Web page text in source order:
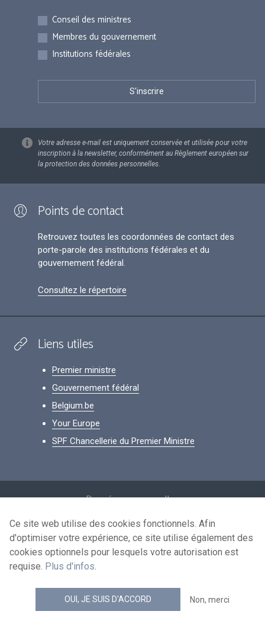
Inscriptions
Conseil des ministres
Membres du gouvernement
Institutions fédérales
Votre adresse e-mail est uniquement conservée et utilisée pour votre
inscription à la newsletter, conformément au Règlement européen sur
la protection des données personnelles.
Points de contact
Retrouvez toutes les coordonnées de contact des
porte-parole des institutions fédérales et du
gouvernement fédéral.
Consultez le répertoire
Liens utiles
Premier ministre
Gouvernement fédéral
Belgium.be
Your Europe
SPF Chancellerie du Premier Ministre
Données personnelles
Conditions de réutilisation
Contactez-nous
news.belgium flux RSS
© 2026 - news.belgium.be
Ce site web utilise des cookies fonctionnels. Afin
d'optimiser votre expérience, ce site utilise également des
cookies optionnels pour lesquels votre autorisation est
requise. Plus d'infos.
OUI, JE SUIS D'ACCORD Non, merci